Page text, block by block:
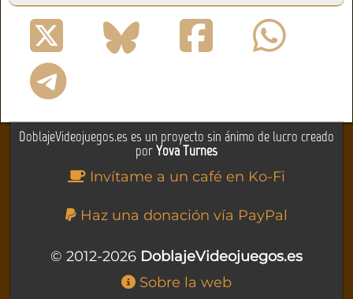
DoblajeVideojuegos.es es un proyecto sin ánimo de lucro creado
porYova Turnes
Invítame a un café en Ko-Fi
Haz una donación vía PayPal
© 2012-2026 DoblajeVideojuegos.es
Sobre la web